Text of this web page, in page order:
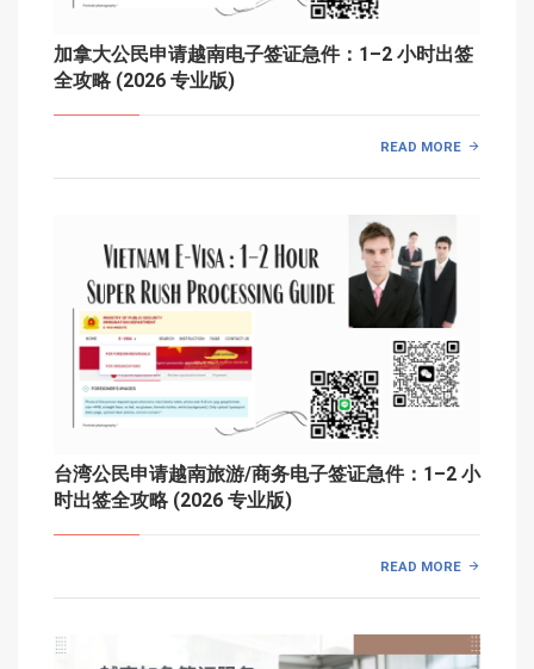
加拿大公民申请越南电子签证急件：1–2 小时出签
全攻略 (2026 专业版)
READ MORE
台湾公民申请越南旅游/商务电子签证急件：1–2 小
时出签全攻略 (2026 专业版)
READ MORE